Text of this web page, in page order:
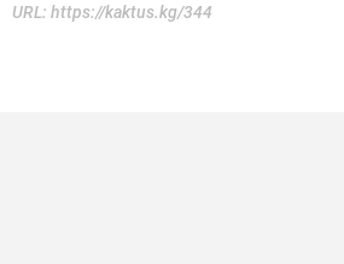
URL: https://kaktus.kg/344